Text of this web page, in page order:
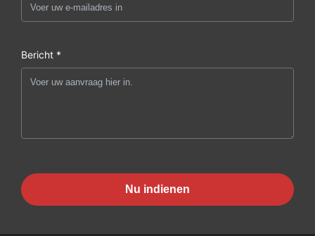
Bericht *
Nu indienen